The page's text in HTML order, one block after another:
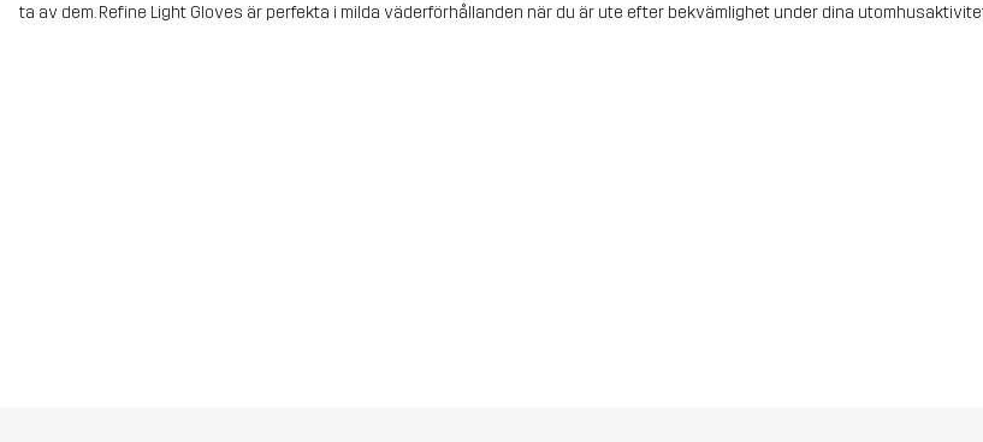
ta av dem. Refine Light Gloves är perfekta i milda väderförhållanden när du är ute efter bekvämlighet under dina